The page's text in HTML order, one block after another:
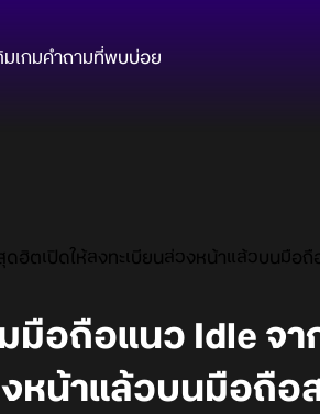
มเกมคำถามที่พบบ่อย
ฮิตเปิดให้ลงทะเบียนล่วงหน้าแล้วบนมือถื
มือถือแนว Idle จ
หน้าแล้วบนมือถือ